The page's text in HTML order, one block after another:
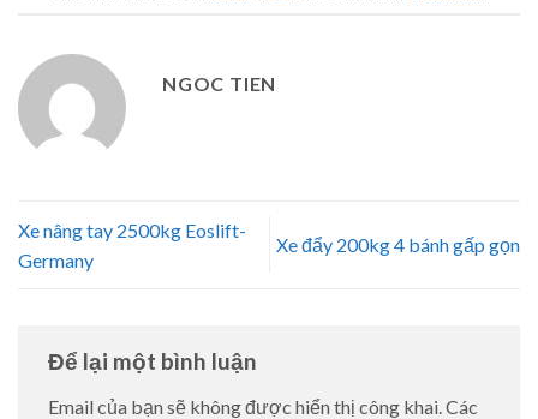
NGOC TIEN
Xe nâng tay 2500kg Eoslift-
Germany
Xe đẩy 200kg 4 bánh gấp gọn
Để lại một bình luận
Email của bạn sẽ không được hiển thị công khai. Các